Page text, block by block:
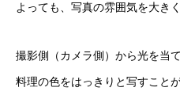
よっても、写真の雰囲気を大き
撮影側（カメラ側）から光を当
料理の色をはっきりと写すこと